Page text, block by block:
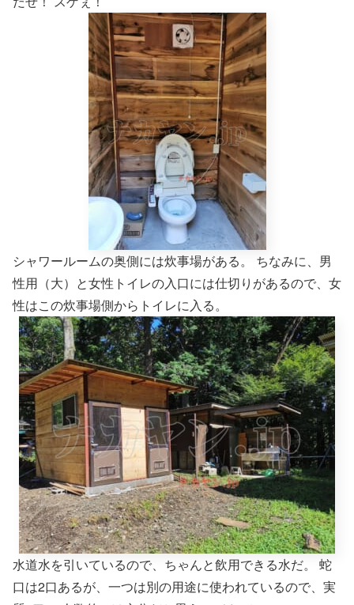
シャワールームの奥側には炊事場がある。 ちなみに、男
性用（大）と女性トイレの入口には仕切りがあるので、女
性はこの炊事場側からトイレに入る。
水道水を引いているので、ちゃんと飲用できる水だ。 蛇
口は2口あるが、一つは別の用途に使われているので、実